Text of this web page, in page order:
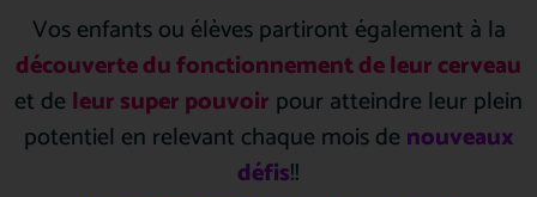
Vos enfants ou élèves partiront également à la
découverte du fonctionnement de leur cerveau
et de leur super pouvoir pour atteindre leur plein
potentiel en relevant chaque mois de nouveaux
défis!!